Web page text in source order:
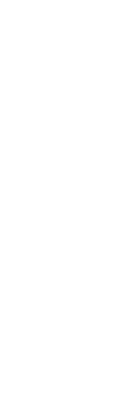
from a
die
system with a
ich von einer